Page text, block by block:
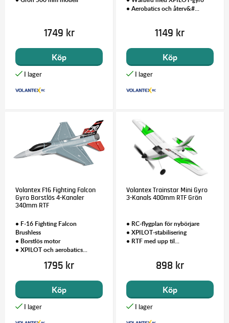
1749 kr
Köp
• Aerobatics och återv&#...
1149 kr
Köp
Volantex F16 Fighting Falcon
Gyro Borstlös 4-Kanaler
340mm RTF
• F-16 Fighting Falcon
Brushless
• Borstlös motor
• XPILOT och aerobatics...
1795 kr
Köp
Volantex Trainstar Mini Gyro
3-Kanals 400mm RTF Grön
• RC-flygplan för nybörjare
• XPILOT-stabilisering
• RTF med upp til...
898 kr
Köp